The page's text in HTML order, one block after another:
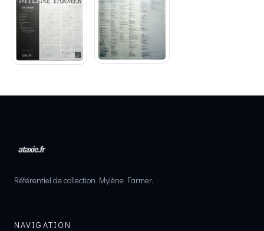
Référentiel de collection Mylène Farmer.
NAVIGATION